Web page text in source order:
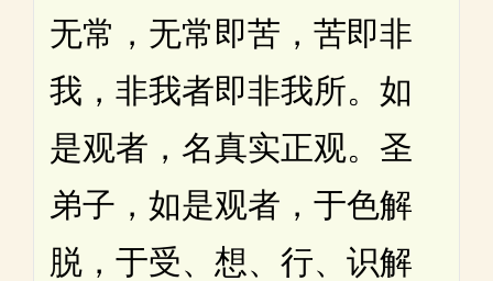
无常，无常即苦，苦即非
我，非我者即非我所。如
是观者，名真实正观。圣
弟子，如是观者，于色解
脱，于受、想、行、识解